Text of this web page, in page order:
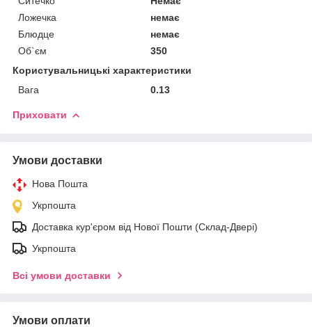
Ложечка
немає
Блюдце
немає
Об`єм
350
Користувальницькі характеристики
Вага
0.13
Приховати
Умови доставки
Нова Пошта
Укрпошта
Доставка кур'єром від Нової Пошти (Склад-Двері)
Укрпошта
Всі умови доставки
Умови оплати